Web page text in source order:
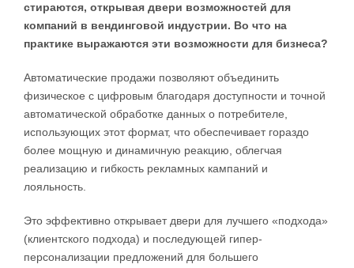
стираются, открывая двери возможностей для
компаний в вендинговой индустрии. Во что на
практике выражаются эти возможности для бизнеса?
Автоматические продажи позволяют объединить
физическое с цифровым благодаря доступности и точной
автоматической обработке данных о потребителе,
использующих этот формат, что обеспечивает гораздо
более мощную и динамичную реакцию, облегчая
реализацию и гибкость рекламных кампаний и
лояльность.
Это эффективно открывает двери для лучшего «подхода»
(клиентского подхода) и последующей гипер-
персонализации предложений для большего